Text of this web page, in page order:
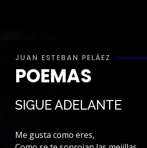
JUAN ESTEBAN PELÁEZ
POEMAS
SIGUE ADELANTE
Me gusta como eres,